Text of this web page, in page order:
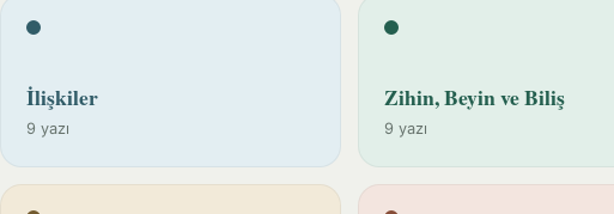
İlişkiler
9 yazı
Zihin, Beyin ve Biliş
9 yazı